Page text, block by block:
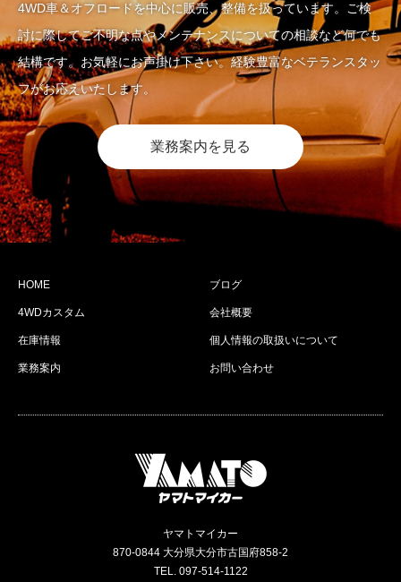
4WD車＆オフロードを中心に販売、整備を扱っています。ご検
討に際してご不明な点やメンテナンスについての相談など何でも
結構です。お気軽にお声掛け下さい。経験豊富なベテランスタッ
フがお応えいたします。
業務案内を見る
HOME
4WDカスタム
在庫情報
業務案内
ブログ
会社概要
個人情報の取扱いについて
お問い合わせ
ヤマトマイカー
870-0844 大分県大分市古国府858-2
TEL. 097-514-1122